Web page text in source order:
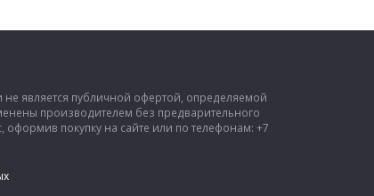
не является публичной офертой, определяемой
производителем без предварительного
покупку на сайте или по телефонам: +7